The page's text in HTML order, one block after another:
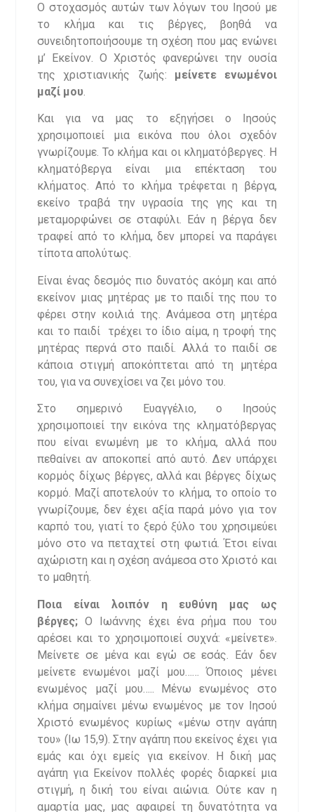
Ο στοχασμός αυτών των λόγων του Ιησού με
το κλήμα και τις βέργες, βοηθά να
συνειδητοποιήσουμε τη σχέση που μας ενώνει
μ’ Εκείνον. Ο Χριστός φανερώνει την ουσία
της χριστιανικής ζωής: μείνετε ενωμένοι
μαζί μου.
Και για να μας το εξηγήσει ο Ιησούς
χρησιμοποιεί μια εικόνα που όλοι σχεδόν
γνωρίζουμε. Το κλήμα και οι κληματόβεργες. Η
κληματόβεργα είναι μια επέκταση του
κλήματος. Από το κλήμα τρέφεται η βέργα,
εκείνο τραβά την υγρασία της γης και τη
μεταμορφώνει σε σταφύλι. Εάν η βέργα δεν
τραφεί από το κλήμα, δεν μπορεί να παράγει
τίποτα απολύτως.
Είναι ένας δεσμός πιο δυνατός ακόμη και από
εκείνον μιας μητέρας με το παιδί της που το
φέρει στην κοιλιά της. Ανάμεσα στη μητέρα
και το παιδί τρέχει το ίδιο αίμα, η τροφή της
μητέρας περνά στο παιδί. Αλλά το παιδί σε
κάποια στιγμή αποκόπτεται από τη μητέρα
του, για να συνεχίσει να ζει μόνο του.
Στο σημερινό Ευαγγέλιο, ο Ιησούς
χρησιμοποιεί την εικόνα της κληματόβεργας
που είναι ενωμένη με το κλήμα, αλλά που
πεθαίνει αν αποκοπεί από αυτό. Δεν υπάρχει
κορμός δίχως βέργες, αλλά και βέργες δίχως
κορμό. Μαζί αποτελούν το κλήμα, το οποίο το
γνωρίζουμε, δεν έχει αξία παρά μόνο για τον
καρπό του, γιατί το ξερό ξύλο του χρησιμεύει
μόνο στο να πεταχτεί στη φωτιά. Έτσι είναι
αχώριστη και η σχέση ανάμεσα στο Χριστό και
το μαθητή.
Ποια είναι λοιπόν η ευθύνη μας ως
βέργες;Ο Ιωάννης έχει ένα ρήμα που του
αρέσει και το χρησιμοποιεί συχνά: «μείνετε».
Μείνετε σε μένα και εγώ σε εσάς. Εάν δεν
μείνετε ενωμένοι μαζί μου…… Όποιος μένει
ενωμένος μαζί μου….. Μένω ενωμένος στο
κλήμα σημαίνει μένω ενωμένος με τον Ιησού
Χριστό ενωμένος κυρίως «μένω στην αγάπη
του» (Ιω 15,9). Στην αγάπη που εκείνος έχει για
εμάς και όχι εμείς για εκείνον. Η δική μας
αγάπη για Εκείνον πολλές φορές διαρκεί μια
στιγμή, η δική του είναι αιώνια. Ούτε καν η
αμαρτία μας, μας αφαιρεί τη δυνατότητα να